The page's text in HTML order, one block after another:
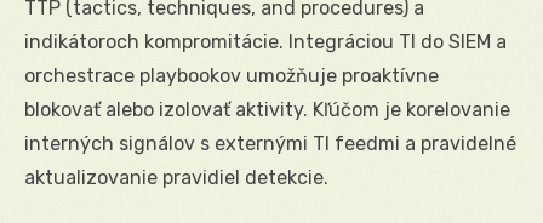
TTP (tactics, techniques, and procedures) a
indikátoroch kompromitácie. Integráciou TI do SIEM a
orchestrace playbookov umožňuje proaktívne
blokovať alebo izolovať aktivity. Kľúčom je korelovanie
interných signálov s externými TI feedmi a pravidelné
aktualizovanie pravidiel detekcie.